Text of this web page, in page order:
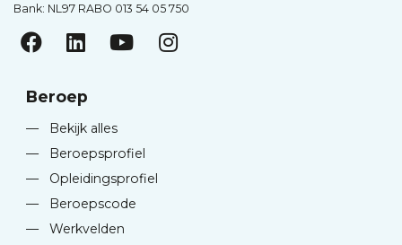
Bank: NL97 RABO 013 54 05 750
Beroep
—
Bekijk alles
—
Beroepsprofiel
—
Opleidingsprofiel
—
Beroepscode
—
Werkvelden